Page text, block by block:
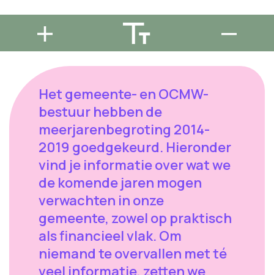
Het gemeente- en OCMW-
bestuur hebben de
meerjarenbegroting 2014-
2019 goedgekeurd. Hieronder
vind je informatie over wat we
de komende jaren mogen
verwachten in onze
gemeente, zowel op praktisch
als financieel vlak. Om
niemand te overvallen met té